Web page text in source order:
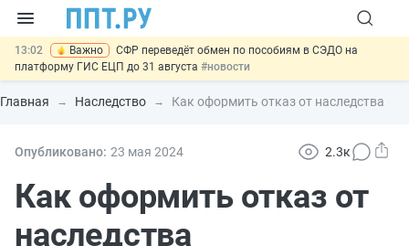
13:02 Важно
СФР переведёт обмен по пособиям в СЭДО на
платформу ГИС ЕЦП до 31 августа #новости
12:20 Введут обязательное страхование банковских гарантий по
крупным госконтрактам#новости
10:08 Договоры займа под залог жилья предложили заверять у
14:34
НМЦК на топливо: ФАС разъяснила порядок расчёта до конца
2026 года #новости
Главная Наследство Как оформить отказ от наследства
Опубликовано: 23 мая 2024 2.3к
Как оформить отказ от
наследства